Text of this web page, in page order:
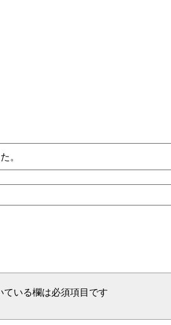
。
ている欄は必須項目です